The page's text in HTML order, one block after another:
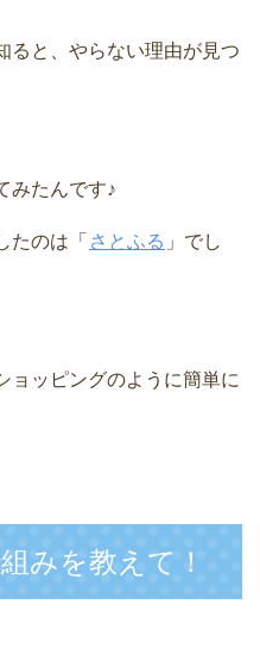
ると、やらない理由が見つ
みたんです♪
たのは「 さとふる 」でし
ョッピングのように簡単に
みを教えて！